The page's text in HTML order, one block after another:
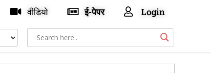
वीडियो ई-पेपर Login